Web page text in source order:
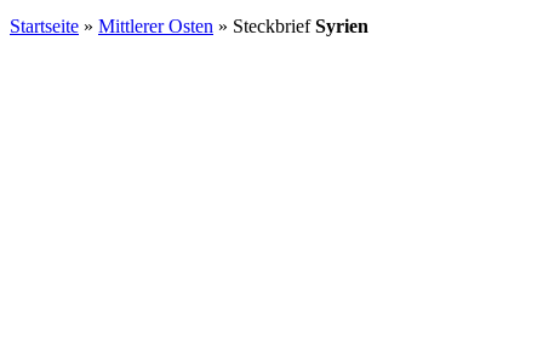
Startseite » Mittlerer Osten » SteckbriefSyrien